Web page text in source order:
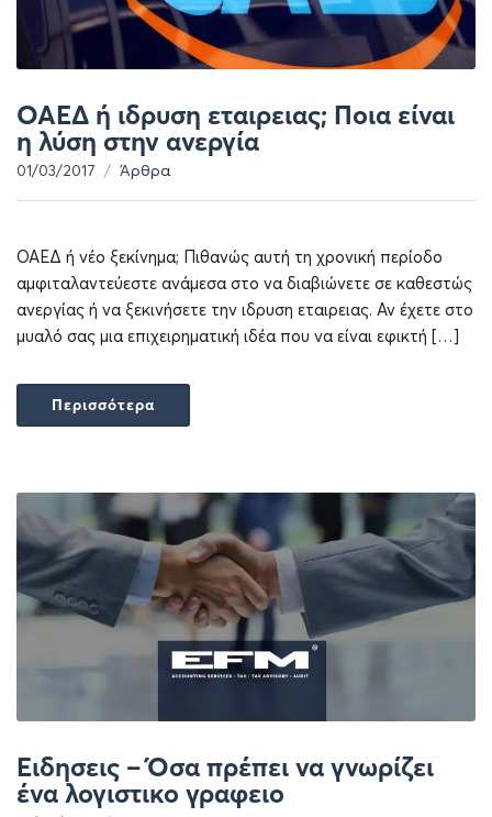
ΟΑΕΔ ή ιδρυση εταιρειας; Ποια είναι
η λύση στην ανεργία
01/03/2017 Άρθρα
ΟΑΕΔ ή νέο ξεκίνημα; Πιθανώς αυτή τη χρονική περίοδο
αμφιταλαντεύεστε ανάμεσα στο να διαβιώνετε σε καθεστώς
ανεργίας ή να ξεκινήσετε την ιδρυση εταιρειας. Αν έχετε στο
μυαλό σας μια επιχειρηματική ιδέα που να είναι εφικτή […]
Περισσότερα
Ειδησεις – Όσα πρέπει να γνωρίζει
ένα λογιστικο γραφειο